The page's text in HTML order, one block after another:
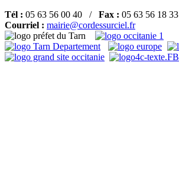
Tél : 05 63 56 00 40 / Fax : 05 63 56 18 33
Courriel : mairie@cordessurciel.fr